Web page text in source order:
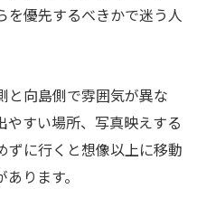
を優先するべきかで迷う人
と向島側で雰囲気が異な
やすい場所、写真映えする
ずに行くと想像以上に移動
ります。